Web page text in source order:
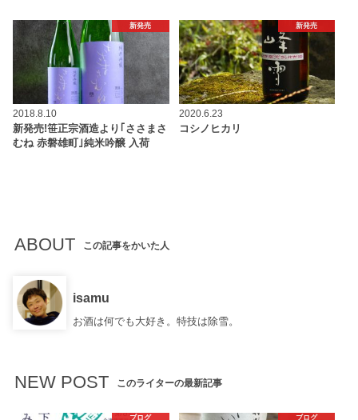
新発売
2018.8.10
新発売!笹正宗酒造より｢ささまさ
むね 赤磐雄町｣純米吟醸 入荷
新発売
2020.6.23
コシノヒカリ
ABOUT この記事をかいた人
isamu
お酒は何でも大好き。特技は除雪。
NEW POST このライターの最新記事
ブログ ブログ